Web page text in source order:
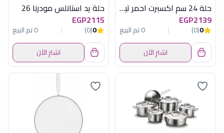
حلة 24 سم اكسبرت احمر تيفال
EGP2139
0
(0)
0 تم البيع
اشترِ الآن
حلة يد استانلس مودرنا 26
EGP2115
0
(0)
0 تم البيع
اشترِ الآن